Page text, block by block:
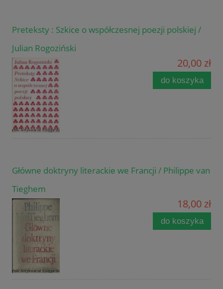
Preteksty : Szkice o współczesnej poezji polskiej /
Julian Rogoziński
20,00 zł
do koszyka
Główne doktryny literackie we Francji / Philippe van
Tieghem
18,00 zł
do koszyka